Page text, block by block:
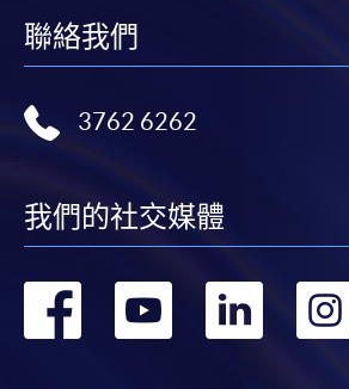
聯絡我們
3762 6262
我們的社交媒體
轉
轉
轉